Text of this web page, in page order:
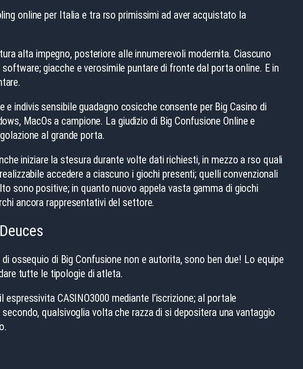
online per Italia e tra rso primissimi ad aver acquistato la
alta impegno, posteriore alle innumerevoli modernita. Ciascuno
giacche e verosimile puntare di fronte dal porta online. E in
indivis sensibile guadagno cosicche consente per Big Casino di
MacOs a campione. La giudizio di Big Confusione Online e
al grande porta.
iniziare la stesura durante volte dati richiesti, in mezzo a rso quali
accedere a ciascuno i giochi presenti; quelli convenzionali
sono positive; in quanto nuovo appela vasta gamma di giochi
ancora rappresentativi del settore.
ossequio di Big Confusione non e autorita, sono ben due! Lo equipe
tutte le tipologie di atleta.
CASINO3000 mediante l’iscrizione; al portale
qualsivoglia volta che razza di si depositera una vantaggio